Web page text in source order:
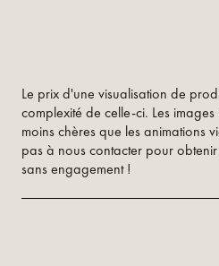
Le prix d'une visualisation de
complexité de celle-ci. Les
moins chères que les animations
pas à nous contacter pour
sans engagement !